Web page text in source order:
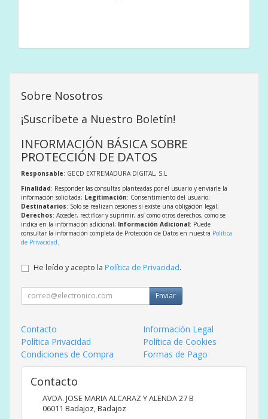
Sobre Nosotros
¡Suscríbete a Nuestro Boletín!
INFORMACIÓN BÁSICA SOBRE
PROTECCIÓN DE DATOS
Responsable: GECD EXTREMADURA DIGITAL, S.L
Finalidad: Responder las consultas planteadas por el usuario y enviarle la
información solicitada; Legitimación: Consentimiento del usuario;
Destinatarios: Solo se realizan cesiones si existe una obligación legal;
Derechos: Acceder, rectificar y suprimir, así como otros derechos, como se
indica en la información adicional; Información Adicional: Puede
consultar la información completa de Protección de Datos en nuestra Política
de Privacidad
He leído y acepto la Política de Privacidad.
Enviar
Contacto
Información Legal
Política Privacidad
Política de Cookies
Condiciones de Compra
Formas de Pago
Contacto
AVDA. JOSE MARIA ALCARAZ Y ALENDA 27 B
06011 Badajoz,Badajoz